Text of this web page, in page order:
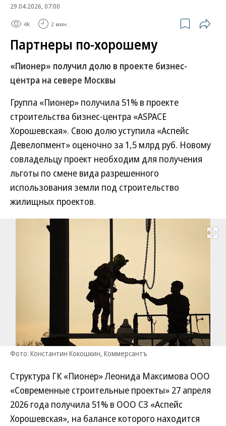
29.04.2026, 07:00
4K 2 мин.
Партнеры по-хорошему
«Пионер» получил долю в проекте бизнес-
центра на севере Москвы
Группа «Пионер» получила 51% в проекте
строительства бизнес-центра «ASPACE
Хорошевская». Свою долю уступила «Аспейс
Девелопмент» оценочно за 1,5 млрд руб. Новому
совладельцу проект необходим для получения
льготы по смене вида разрешенного
использования земли под строительство
жилищных проектов.
Развернуть
Фото: Константин Кокошкин, Коммерсантъ
Структура ГК «Пионер» Леонида Максимова ООО
«Современные строительные проекты» 27 апреля
2026 года получила 51% в ООО СЗ «Аспейс
Хорошевская», на балансе которого находится